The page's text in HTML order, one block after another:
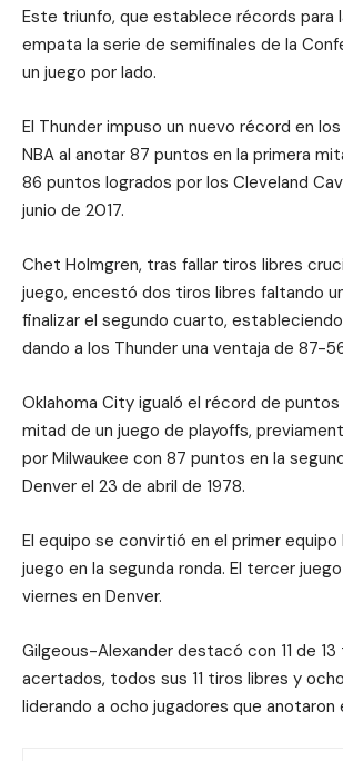
Este triunfo, que establece récords para
empata la serie de semifinales de la
un juego por lado.
El Thunder impuso un nuevo récord en
NBA al anotar 87 puntos en la primera
86 puntos logrados por los Cleveland
junio de 2017.
Chet Holmgren, tras fallar tiros libres
juego, encestó dos tiros libres faltando
finalizar el segundo cuarto,
dando a los Thunder una ventaja de 87-
Oklahoma City igualó el récord de
mitad de un juego de playoffs,
por Milwaukee con 87 puntos en la
Denver el 23 de abril de 1978.
El equipo se convirtió en el primer equipo
juego en la segunda ronda. El tercer
viernes en Denver.
Gilgeous-Alexander destacó con 11 de
acertados, todos sus 11 tiros libres y
liderando a ocho jugadores que anotaron